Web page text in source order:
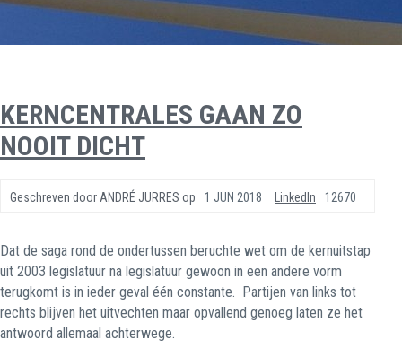
KERNCENTRALES GAAN ZO
NOOIT DICHT
Geschreven door ANDRÉ JURRES op 1 JUN 2018 12670
LinkedIn
Dat de saga rond de ondertussen beruchte wet om de kernuitstap
uit 2003 legislatuur na legislatuur gewoon in een andere vorm
terugkomt is in ieder geval één constante. Partijen van links tot
rechts blijven het uitvechten maar opvallend genoeg laten ze het
antwoord allemaal achterwege.